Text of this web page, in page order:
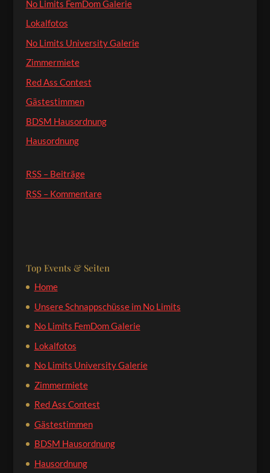
No Limits FemDom Galerie
Lokalfotos
No Limits University Galerie
Zimmermiete
Red Ass Contest
Gästestimmen
BDSM Hausordnung
Hausordnung
RSS – Beiträge
RSS – Kommentare
Top Events & Seiten
Home
Unsere Schnappschüsse im No Limits
No Limits FemDom Galerie
Lokalfotos
No Limits University Galerie
Zimmermiete
Red Ass Contest
Gästestimmen
BDSM Hausordnung
Hausordnung